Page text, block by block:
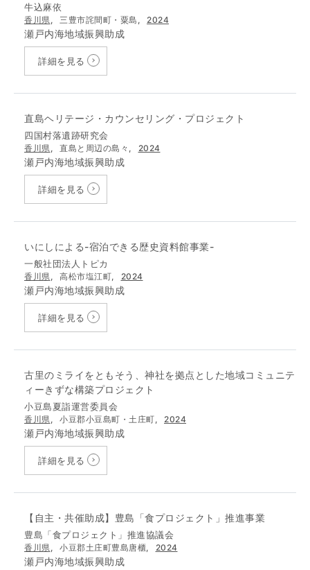
牛込麻依
香川県, 三豊市詫間町・粟島, 2024
瀬戸内海地域振興助成
詳細を見る
直島ヘリテージ・カウンセリング・プロジェクト
四国村落遺跡研究会
香川県, 直島と周辺の島々, 2024
瀬戸内海地域振興助成
詳細を見る
いにしによる-宿泊できる歴史資料館事業-
一般社団法人トピカ
香川県, 高松市塩江町, 2024
瀬戸内海地域振興助成
詳細を見る
古里のミライをともそう、神社を拠点とした地域コミュニテ
ィーきずな構築プロジェクト
小豆島夏詣運営委員会
香川県, 小豆郡小豆島町・土庄町, 2024
瀬戸内海地域振興助成
詳細を見る
【自主・共催助成】豊島「食プロジェクト」推進事業
豊島「食プロジェクト」推進協議会
香川県, 小豆郡土庄町豊島唐櫃, 2024
瀬戸内海地域振興助成